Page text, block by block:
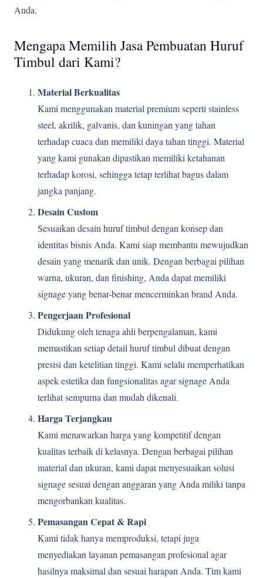
Anda.
Mengapa Memilih Jasa Pembuatan Huruf
Timbul dari Kami?
Material Berkualitas
Kami menggunakan material premium seperti stainless
steel, akrilik, galvanis, dan kuningan yang tahan
terhadap cuaca dan memiliki daya tahan tinggi. Material
yang kami gunakan dipastikan memiliki ketahanan
terhadap korosi, sehingga tetap terlihat bagus dalam
jangka panjang.
Desain Custom
Sesuaikan desain huruf timbul dengan konsep dan
identitas bisnis Anda. Kami siap membantu mewujudkan
desain yang menarik dan unik. Dengan berbagai pilihan
warna, ukuran, dan finishing, Anda dapat memiliki
signage yang benar-benar mencerminkan brand Anda.
Pengerjaan Profesional
Didukung oleh tenaga ahli berpengalaman, kami
memastikan setiap detail huruf timbul dibuat dengan
presisi dan ketelitian tinggi. Kami selalu memperhatikan
aspek estetika dan fungsionalitas agar signage Anda
terlihat sempurna dan mudah dikenali.
Harga Terjangkau
Kami menawarkan harga yang kompetitif dengan
kualitas terbaik di kelasnya. Dengan berbagai pilihan
material dan ukuran, kami dapat menyesuaikan solusi
signage sesuai dengan anggaran yang Anda miliki tanpa
mengorbankan kualitas.
Pemasangan Cepat & Rapi
Kami tidak hanya memproduksi, tetapi juga
menyediakan layanan pemasangan profesional agar
hasilnya maksimal dan sesuai harapan Anda. Tim kami